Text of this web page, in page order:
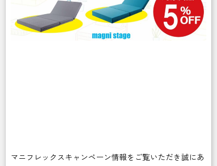
マニフレックスキャンペーン情報をご覧いただき誠にあ